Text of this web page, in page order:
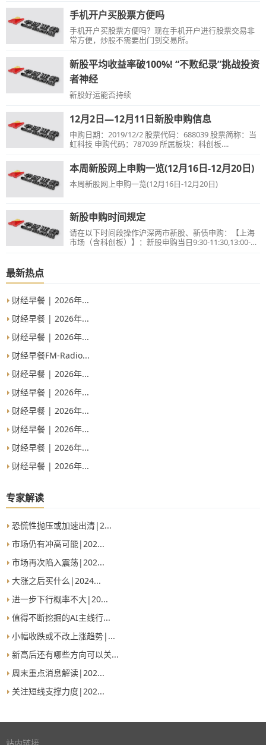
手机开户买股票方便吗
手机开户买股票方便吗？现在手机开户进行股票交易非
常方便，炒股不需要出门到交易所。
新股平均收益率破100%! “不败纪录”挑战投资
者神经
新股好运能否持续
12月2日—12月11日新股申购信息
申购日期：2019/12/2 股票代码：688039 股票简称：当
虹科技 申购代码：787039 所属板块：科创板....
本周新股网上申购一览(12月16日-12月20日)
本周新股网上申购一览(12月16日-12月20日)
新股申购时间规定
请在以下时间段操作沪深两市新股、新债申购：【上海
市场（含科创板）】：新股申购当日9:30-11:30,13:00-
最新热点
财经早餐 | 2026年...
财经早餐 | 2026年...
财经早餐 | 2026年...
财经早餐FM-Radio...
财经早餐 | 2026年...
财经早餐 | 2026年...
财经早餐 | 2026年...
财经早餐 | 2026年...
财经早餐 | 2026年...
财经早餐 | 2026年...
专家解读
恐慌性抛压或加速出清|2...
市场仍有冲高可能|202...
市场再次陷入震荡|202...
大涨之后买什么|2024...
进一步下行概率不大|20...
值得不断挖掘的AI主线行...
小幅收跌或不改上涨趋势|...
新高后还有哪些方向可以关...
周末重点消息解读|202...
关注短线支撑力度|202...
站内链接